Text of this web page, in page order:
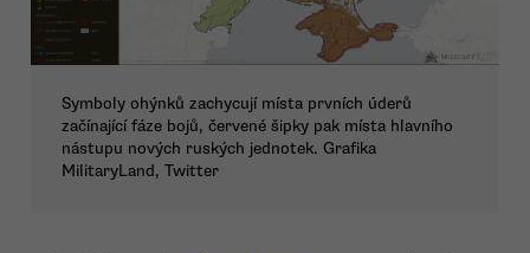
Symboly ohýnků zachycují místa prvních úderů
začínající fáze bojů, červené šipky pak místa hlavního
nástupu nových ruských jednotek. Grafika
MilitaryLand, Twitter